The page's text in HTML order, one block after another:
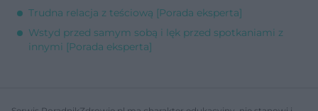
Trudna relacja z teściową [Porada eksperta]
Wstyd przed samym sobą i lęk przed spotkaniami z
innymi [Porada eksperta]